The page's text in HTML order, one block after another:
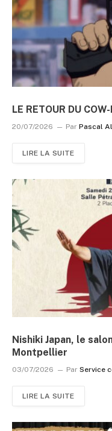
LE RETOUR DU
20/07/2026 Par Pascal
LIRE LA SUITE
Nishiki Japan, le
Montpellier
03/07/2026 Par Service
LIRE LA SUITE